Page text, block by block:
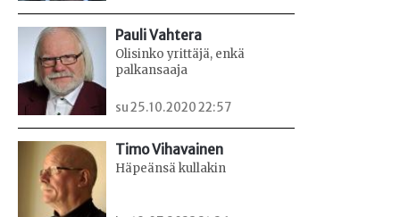
Pauli Vahtera
Olisinko yrittäjä, enkä
palkansaaja
su 25.10.2020 22:57
Timo Vihavainen
Häpeänsä kullakin